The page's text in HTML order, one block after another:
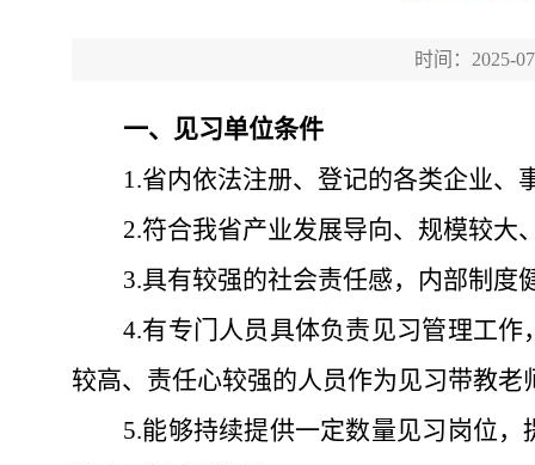
时间：2025-
一、 见习单位条件
1.省内依法注册、登记的各类企业、
2.符合我省产业发展导向、规模较大
3.具有较强的社会责任感，内部制度
4.有专门人员具体负责见习管理工
较高、责任心较强的人员作为见习带教老
5.能够持续提供一定数量见习岗位